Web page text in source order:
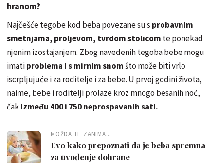
hranom?
Najčešće tegobe kod beba povezane su s probavnim
smetnjama, proljevom, tvrdom stolicom te ponekad
njenim izostajanjem. Zbog navedenih tegoba bebe mogu
imatiproblema i s mirnim snomšto može biti vrlo
iscrpljujuće i za roditelje i za bebe. U prvoj godini života,
naime, bebe i roditelji prolaze kroz mnogo besanih noć,
čakizmeđu 400 i 750 neprospavanih sati.
MOŽDA TE ZANIMA...
Evo kako prepoznati da je beba spremna
za uvođenje dohrane